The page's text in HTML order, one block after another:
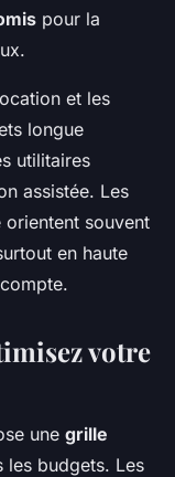
pour la
et les
longue
utilitaires
assistée. Les
souvent
en haute
votre
une grille
les budgets. Les